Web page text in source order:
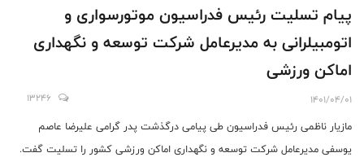
پیام تسلیت رئیس فدراسیون موتورسواری و
اتومبیلرانی به مدیرعامل شرکت توسعه و نگهداری
اماکن ورزشی
1401/04/01
13246
مازیار ناظمی رئیس فدراسیون طی پیامی درگذشت پدر گرامی علیرضا عاصم
یوسفی مدیرعامل شرکت توسعه و نگهداری اماکن ورزشی کشور را تسلیت گفت.